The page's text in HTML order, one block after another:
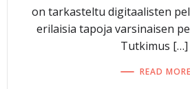
on tarkasteltu digitaalisten
erilaisia tapoja varsinaisen
Tutkimus […]
READ MORE